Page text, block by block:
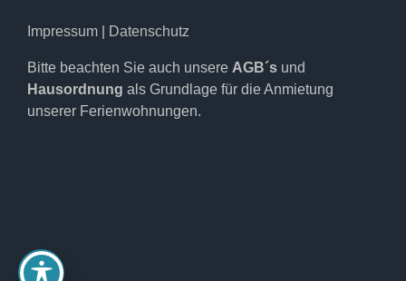
Impressum Datenschutz
Bitte beachten Sie auch unsere AGB´s und
Hausordnung als Grundlage für die Anmietung
unserer Ferienwohnungen.